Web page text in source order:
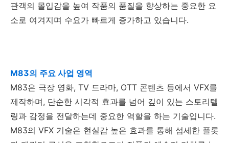
관객의 몰입감을 높여 작품의 품질을 향상하는 중요한 요
소로 여겨지며 수요가 빠르게 증가하고 있습니다.
M83의 주요 사업 영역
M83은 극장 영화, TV 드라마, OTT 콘텐츠 등에서 VFX를
제작하며, 단순한 시각적 효과를 넘어 깊이 있는 스토리텔
링과 감정을 전달하는데 중요한 역할을 하는 기술입니다.
M83의 VFX 기술은 현실감 높은 효과를 통해 섬세한 플롯